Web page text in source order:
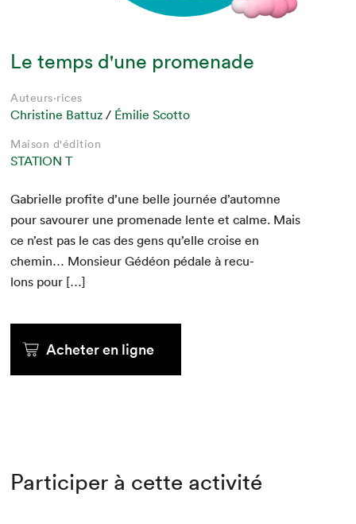
Le temps d'une promenade
Auteurs·rices
Christine Battuz / Émilie Scotto
Maison d'édition
STATION T
Gabrielle prof­ite d’une belle journée d’automne
pour savour­er une prom­e­nade lente et calme. Mais
ce n’est pas le cas des gens qu’elle croise en
chemin… Mon­sieur Gédéon pédale à recu­
lons pour […]
Acheter en ligne
Participer à cette activité